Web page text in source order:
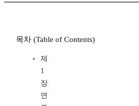
목차 (Table of Contents)
제
1
장
연